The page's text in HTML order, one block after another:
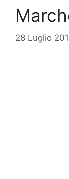
28 Luglio